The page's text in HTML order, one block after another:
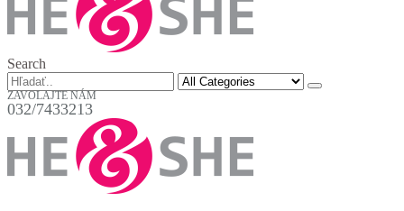
Search
ZAVOLAJTE NÁM
032/7433213